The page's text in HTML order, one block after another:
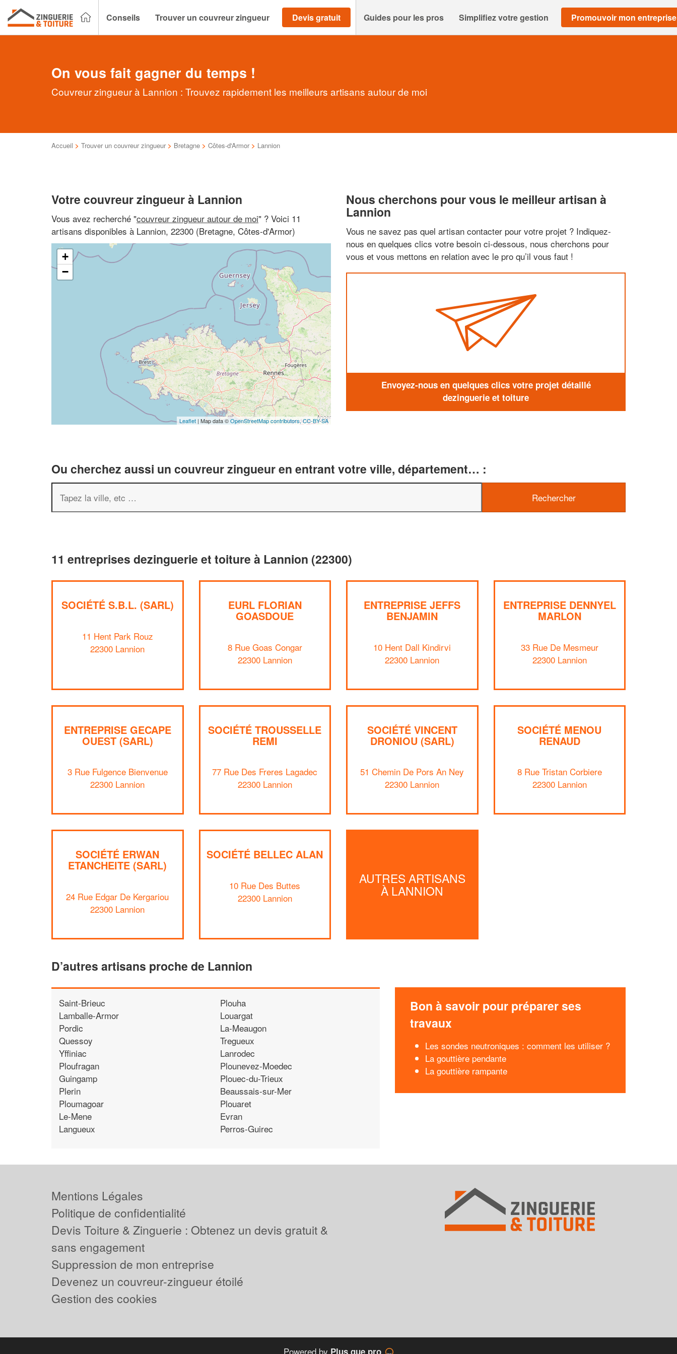
Conseils Trouver un couvreur zingueur Devis gratuit Guides pour les pros Simplifiez votre gestion Promouvoir mon entreprise
On vous fait gagner du temps !
Couvreur zingueur à Lannion : Trouvez rapidement les meilleurs artisans autour de moi
Accueil > Trouver un couvreur zingueur > Bretagne > Côtes-d'Armor > Lannion
Votre couvreur zingueur à Lannion
Vous avez recherché "couvreur zingueur autour de moi" ? Voici 11
artisans disponibles à Lannion, 22300 (Bretagne, Côtes-d'Armor)
+
−
Leaflet | Map data ©OpenStreetMap contributors,CC-BY-SA
Nous cherchons pour vous le meilleur artisan à
Lannion
Vous ne savez pas quel artisan contacter pour votre projet ? Indiquez-
nous en quelques clics votre besoin ci-dessous, nous cherchons pour
vous et vous mettons en relation avec le pro qu’il vous faut !
Envoyez-nous en quelques clics votre projet détaillé
dezinguerie et toiture
Ou cherchez aussi un couvreur zingueur en entrant votre ville, département… :
11 entreprises dezinguerie et toiture à Lannion (22300)
SOCIÉTÉ S.B.L. (SARL)
11 Hent Park Rouz
22300 Lannion
EURL FLORIAN
GOASDOUE
8 Rue Goas Congar
22300 Lannion
ENTREPRISE JEFFS
BENJAMIN
10 Hent Dall Kindirvi
22300 Lannion
ENTREPRISE DENNYEL
MARLON
33 Rue De Mesmeur
22300 Lannion
ENTREPRISE GECAPE
OUEST (SARL)
3 Rue Fulgence Bienvenue
22300 Lannion
SOCIÉTÉ TROUSSELLE
REMI
77 Rue Des Freres Lagadec
22300 Lannion
SOCIÉTÉ VINCENT
DRONIOU (SARL)
51 Chemin De Pors An Ney
22300 Lannion
SOCIÉTÉ MENOU
RENAUD
8 Rue Tristan Corbiere
22300 Lannion
SOCIÉTÉ ERWAN
ETANCHEITE (SARL)
24 Rue Edgar De Kergariou
22300 Lannion
SOCIÉTÉ BELLEC ALAN
10 Rue Des Buttes
22300 Lannion
AUTRES ARTISANS
À LANNION
D’autres artisans proche de Lannion
Saint-Brieuc
Lamballe-Armor
Pordic
Quessoy
Yffiniac
Ploufragan
Guingamp
Plerin
Ploumagoar
Le-Mene
Langueux
Plouha
Louargat
La-Meaugon
Tregueux
Lanrodec
Plounevez-Moedec
Plouec-du-Trieux
Beaussais-sur-Mer
Plouaret
Evran
Perros-Guirec
Bon à savoir pour préparer ses
travaux
Les sondes neutroniques : comment les utiliser ?
La gouttière pendante
La gouttière rampante
professionnel ?
vosmargestout en gagnant de
nouveaux clients!
En savoir plus
Mentions Légales
Politique de confidentialité
Devis Toiture & Zinguerie : Obtenez un devis gratuit &
sans engagement
Suppression de mon entreprise
Devenez un couvreur-zingueur étoilé
Gestion des cookies
Powered by Plus que pro